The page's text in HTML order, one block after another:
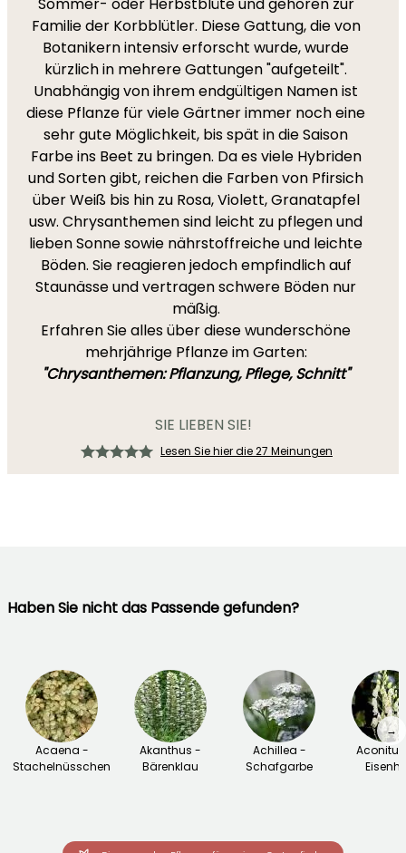
Familie der Korbblütler. Diese Gattung, die von
Botanikern intensiv erforscht wurde, wurde
kürzlich in mehrere Gattungen "aufgeteilt".
Unabhängig von ihrem endgültigen Namen ist
diese Pflanze für viele Gärtner immer noch eine
sehr gute Möglichkeit, bis spät in die Saison
Farbe ins Beet zu bringen. Da es viele Hybriden
und Sorten gibt, reichen die Farben von Pfirsich
über Weiß bis hin zu Rosa, Violett, Granatapfel
usw. Chrysanthemen sind leicht zu pflegen und
lieben Sonne sowie nährstoffreiche und leichte
Böden. Sie reagieren jedoch empfindlich auf
Staunässe und vertragen schwere Böden nur
mäßig.
Erfahren Sie alles über diese wunderschöne
mehrjährige Pflanze im Garten:
"Chrysanthemen: Pflanzung, Pflege, Schnitt"
SIE LIEBEN SIE!
Lesen Sie hier die 27 Meinungen
Haben Sie nicht das Passende gefunden?
Acaena -
Stachelnüsschen
Akanthus -
Bärenklau
Achillea -
Schafgarbe
→